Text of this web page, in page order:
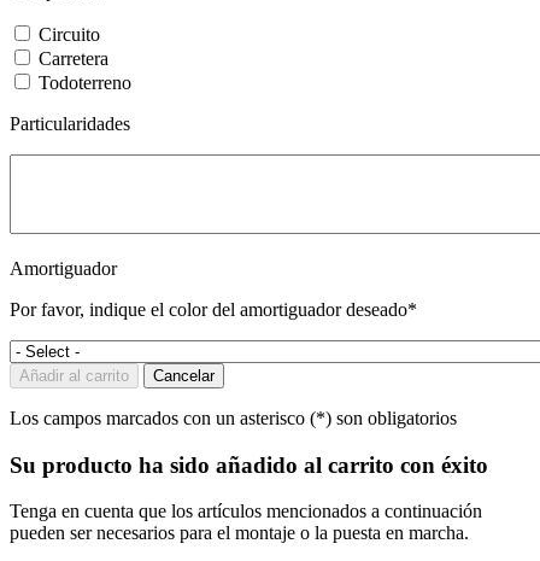
Circuito
Carretera
Todoterreno
Particularidades
Amortiguador
Por favor, indique el color del amortiguador deseado*
Añadir al carrito Cancelar
Los campos marcados con un asterisco (*) son obligatorios
Su producto ha sido añadido al carrito con éxito
Tenga en cuenta que los artículos mencionados a continuación
pueden ser necesarios para el montaje o la puesta en marcha.